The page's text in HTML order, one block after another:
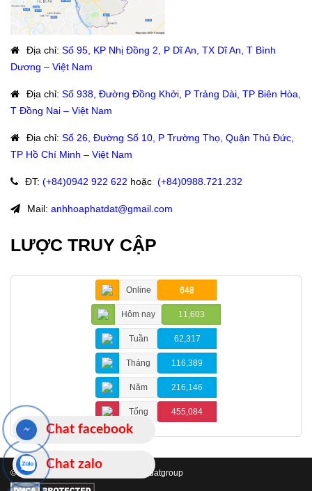
Địa chỉ: Số 95, KP Nhị Đồng 2, P Dĩ An, TX Dĩ An, T Bình
Dương – Việt Nam
Địa chỉ: Số 938, Đường Đồng Khởi, P Trảng Dài, TP Biên Hòa,
T Đồng Nai – Việt Nam
Địa chỉ: Số 26, Đường Số 10, P Trường Thọ, Quận Thủ Đức,
TP Hồ Chí Minh – Việt Nam
ĐT: (+84)0942 922 622 hoặc: (+84)0988.721.232
Mail: anhhoaphatdat@gmail.com
LƯỢC TRUY CẬP
Online 648
Hôm nay 11,603
Tuần 62,317
Tháng 116,389
Năm 216,146
Tổng 455,084
© 2019 Bản quyền thuộc về hoaphatdatgroup
Chat zalo
Chat facebook